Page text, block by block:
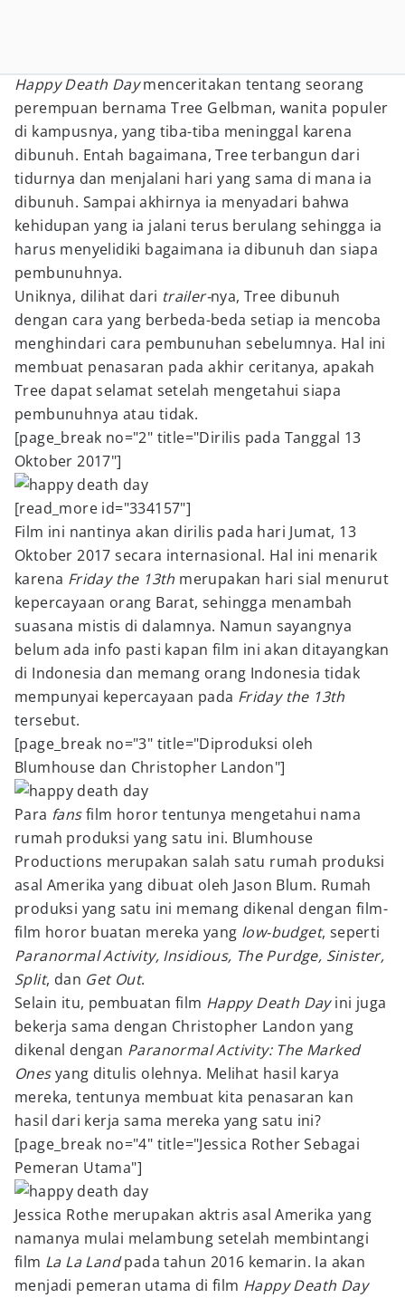
Happy Death Daymenceritakan tentang seorang
perempuan bernama Tree Gelbman, wanita populer
di kampusnya, yang tiba-tiba meninggal karena
dibunuh. Entah bagaimana, Tree terbangun dari
tidurnya dan menjalani hari yang sama di mana ia
dibunuh. Sampai akhirnya ia menyadari bahwa
kehidupan yang ia jalani terus berulang sehingga ia
harus menyelidiki bagaimana ia dibunuh dan siapa
pembunuhnya.
Uniknya, dilihat dari trailer-nya, Tree dibunuh
dengan cara yang berbeda-beda setiap ia mencoba
menghindari cara pembunuhan sebelumnya. Hal ini
membuat penasaran pada akhir ceritanya, apakah
Tree dapat selamat setelah mengetahui siapa
pembunuhnya atau tidak.
[page_break no="2" title="Dirilis pada Tanggal 13
Oktober 2017"]
[read_more id="334157"]
Film ini nantinya akan dirilis pada hari Jumat, 13
Oktober 2017 secara internasional. Hal ini menarik
karena Friday the 13th merupakan hari sial menurut
kepercayaan orang Barat, sehingga menambah
suasana mistis di dalamnya. Namun sayangnya
belum ada info pasti kapan film ini akan ditayangkan
di Indonesia dan memang orang Indonesia tidak
mempunyai kepercayaan pada Friday the 13th
tersebut.
[page_break no="3" title="Diproduksi oleh
Blumhouse dan Christopher Landon"]
Para fansfilm horor tentunya mengetahui nama
rumah produksi yang satu ini. Blumhouse
Productions merupakan salah satu rumah produksi
asal Amerika yang dibuat oleh Jason Blum. Rumah
produksi yang satu ini memang dikenal dengan film-
film horor buatan mereka yang low-budget, seperti
Paranormal Activity, Insidious, The Purdge, Sinister,
Split, dan Get Out.
Selain itu, pembuatan film Happy Death Dayini juga
bekerja sama dengan Christopher Landon yang
dikenal dengan Paranormal Activity: The Marked
Onesyang ditulis olehnya. Melihat hasil karya
mereka, tentunya membuat kita penasaran kan
hasil dari kerja sama mereka yang satu ini?
[page_break no="4" title="Jessica Rother Sebagai
Pemeran Utama"]
Jessica Rothe merupakan aktris asal Amerika yang
namanya mulai melambung setelah membintangi
film La La Landpada tahun 2016 kemarin. Ia akan
menjadi pemeran utama di film Happy Death Day